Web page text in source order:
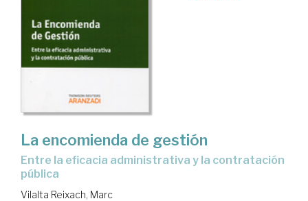
La encomienda de gestión
entre la eficacia administrativa y la contratación
pública
Vilalta Reixach, Marc